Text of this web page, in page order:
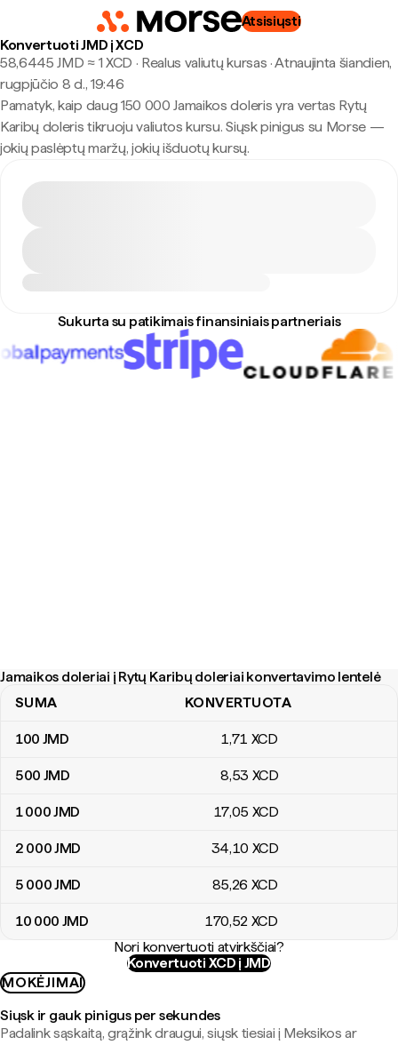
Atsisiųsti
Konvertuoti JMD į XCD
58,6445 JMD ≈ 1 XCD · Realus valiutų kursas ·Atnaujinta šiandien,
rugpjūčio 8 d., 19:46
Pamatyk, kaip daug 150 000 Jamaikos doleris yra vertas Rytų
Karibų doleris tikruoju valiutos kursu. Siųsk pinigus su Morse —
jokių paslėptų maržų, jokių išduotų kursų.
Sukurta su patikimais finansiniais partneriais
Jamaikos doleriai į Rytų Karibų doleriai konvertavimo lentelė
Jamaikos doleriai į Rytų Karibų doleriai konvertavimo lentelė
SUMA KONVERTUOTA
100 JMD 1,71 XCD
500 JMD 8,53 XCD
1 000JMD 17,05 XCD
2 000JMD 34,10 XCD
5 000JMD 85,26 XCD
10 000 JMD 170,52 XCD
Nori konvertuoti atvirkščiai?
Konvertuoti XCD į JMD
MOKĖJIMAI
Siųsk ir gauk pinigus per sekundes
Padalink sąskaitą, grąžink draugui, siųsk tiesiai į Meksikos ar